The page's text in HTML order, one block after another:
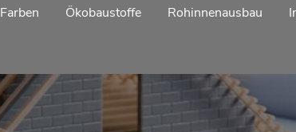
Farben Ökobaustoffe Rohinnenausbau